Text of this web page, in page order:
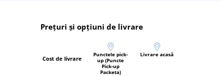
Prețuri și opțiuni de livrare
Cost de livrare
Punctele pick-
up (Puncte
Pick-up
Packeta)
Livrare acasă